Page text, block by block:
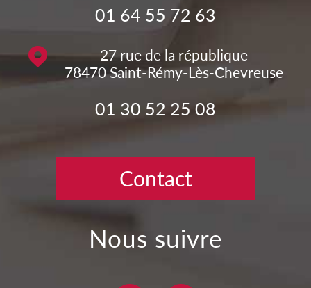
01 64 55 72 63
27 rue de la république
78470 Saint-Rémy-Lès-Chevreuse
01 30 52 25 08
Contact
nous suivre